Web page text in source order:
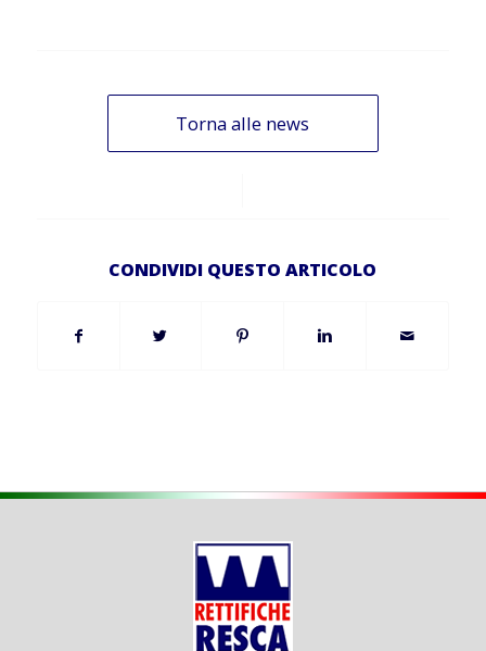
Torna alle news
CONDIVIDI QUESTO ARTICOLO